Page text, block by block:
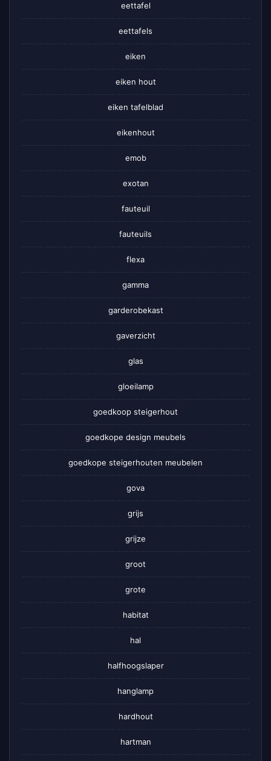
eettafel
eettafels
eiken
eiken hout
eiken tafelblad
eikenhout
emob
exotan
fauteuil
fauteuils
flexa
gamma
garderobekast
gaverzicht
glas
gloeilamp
goedkoop steigerhout
goedkope design meubels
goedkope steigerhouten meubelen
gova
grijs
grijze
groot
grote
habitat
hal
halfhoogslaper
hanglamp
hardhout
hartman